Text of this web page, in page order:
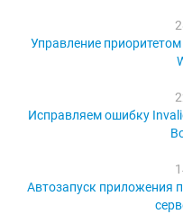
Управление
Исправляем ошибку
Автозапуск приложения